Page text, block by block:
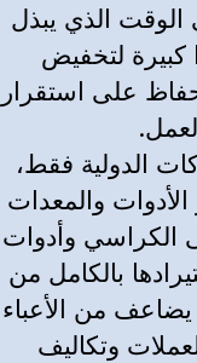
الذي يبذل
كبيرة لتخفيض
على استقرار
الدولية فقط،
الأدوات والمعدات
الكراسي وأدوات
بالكامل من
من الأعباء
وتكاليف